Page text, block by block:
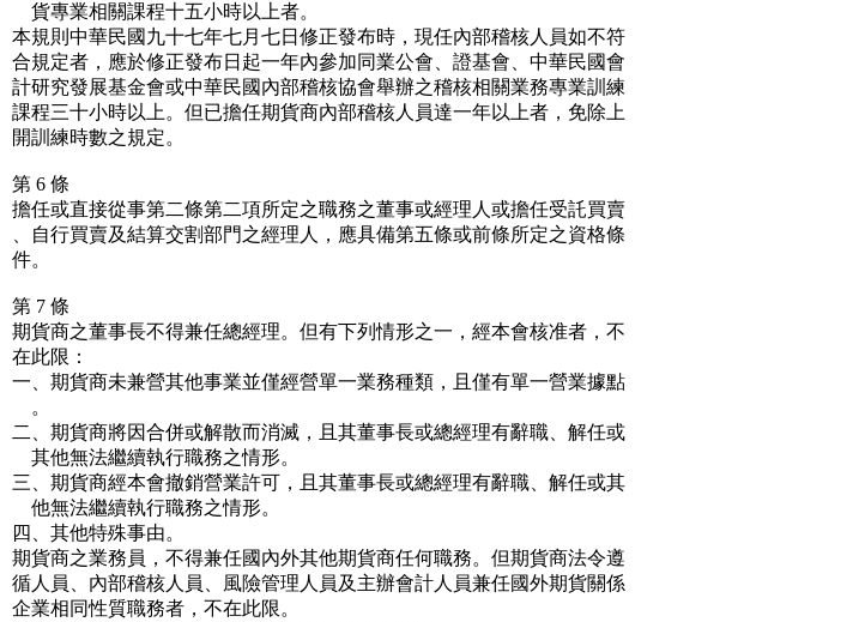
貨專業相關課程十五小時以上者。
本規則中華民國九十七年七月七日修正發布時，現任內部稽核人員如不符
合規定者，應於修正發布日起一年內參加同業公會、證基會、中華民國會
計研究發展基金會或中華民國內部稽核協會舉辦之稽核相關業務專業訓練
課程三十小時以上。但已擔任期貨商內部稽核人員達一年以上者，免除上
開訓練時數之規定。
第 6 條
擔任或直接從事第二條第二項所定之職務之董事或經理人或擔任受託買賣
、自行買賣及結算交割部門之經理人，應具備第五條或前條所定之資格條
件。
第 7 條
期貨商之董事長不得兼任總經理。但有下列情形之一，經本會核准者，不
在此限：
一、期貨商未兼營其他事業並僅經營單一業務種類，且僅有單一營業據點
。
二、期貨商將因合併或解散而消滅，且其董事長或總經理有辭職、解任或
其他無法繼續執行職務之情形。
三、期貨商經本會撤銷營業許可，且其董事長或總經理有辭職、解任或其
他無法繼續執行職務之情形。
四、其他特殊事由。
期貨商之業務員，不得兼任國內外其他期貨商任何職務。但期貨商法令遵
循人員、內部稽核人員、風險管理人員及主辦會計人員兼任國外期貨關係
企業相同性質職務者，不在此限。